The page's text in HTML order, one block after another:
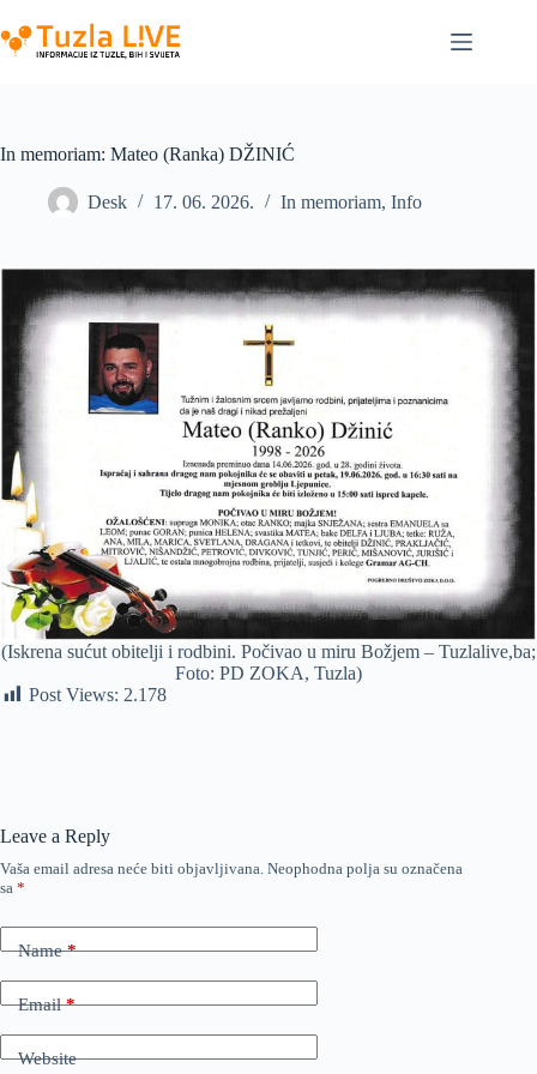
to
content
In memoriam: Mateo (Ranka) DŽINIĆ
Desk 17. 06. 2026. In memoriam, Info
(Iskrena sućut obitelji i rodbini. Počivao u miru Božjem – Tuzlalive,ba;
Foto: PD ZOKA, Tuzla)
Post Views: 2.178
Leave a Reply
Vaša email adresa neće biti objavljivana. Neophodna polja su označena
sa *
Name*
Email*
Website